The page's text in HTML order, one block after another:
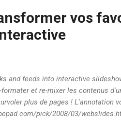
vos
and feeds into interactive
et re-mixer les contenus
plus de pages ! L'annotation
pick/2008/03/